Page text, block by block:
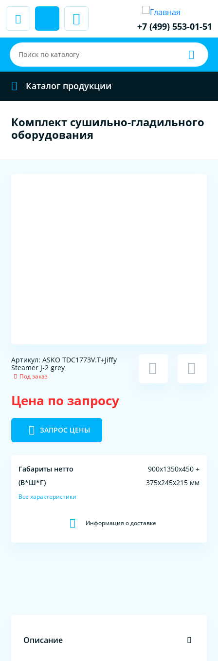
+7 (499) 553-01-51
Каталог продукции
Комплект сушильно-гладильного
оборудования
Артикул: ASKO TDC1773V.T+Jiffy
Steamer J-2 grey
Под заказ
Цена по запросу
ЗАПРОС ЦЕНЫ
Габариты нетто
(В*Ш*Г)
900х1350х450 +
375х245х215 мм
Все характеристики
Информация о доставке
Описание